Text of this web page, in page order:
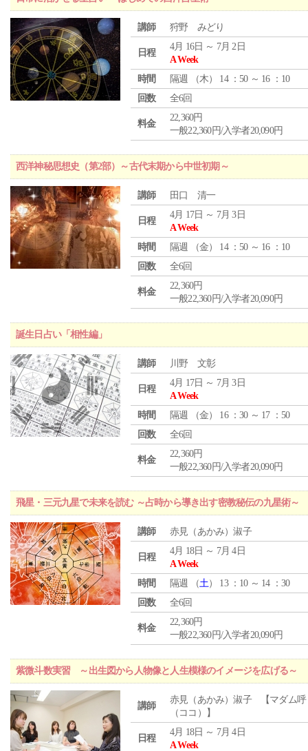
講師 狩野 みどり
日程
4月 16日 ～ 7月 2日
A Week
時間
隔週 （木） 14 ：50 ～ 16 ：10
回数
全6回
料金
22,360円
一般22,360円/入学者20,090円
西洋神秘思想史（第2部）～古代末期から中世初期～
講師 田口 清一
日程
4月 17日 ～ 7月 3日
A Week
時間
隔週 （金） 14 ：50 ～ 16 ：10
回数
全6回
料金
22,360円
一般22,360円/入学者20,090円
誕生日占い「相性編」
講師 川野 文彰
日程
4月 17日 ～ 7月 3日
A Week
時間
隔週 （金） 16 ：30 ～ 17 ：50
回数
全6回
料金
22,360円
一般22,360円/入学者20,090円
飛星・三元九星で未来を読む ～占時から導き出す密教秘伝の九星術～
講師 赤見（あかみ）淑子
日程
4月 18日 ～ 7月 4日
A Week
時間
隔週 （土） 13 ：10 ～ 14 ：30
回数
全6回
料金
22,360円
一般22,360円/入学者20,090円
紫微斗数実習 ～出生図から人物像と人生模様のイメージを広げる～
講師
赤見（あかみ）淑子 【マダム呼
（ココ）】
日程
4月 18日 ～ 7月 4日
A Week